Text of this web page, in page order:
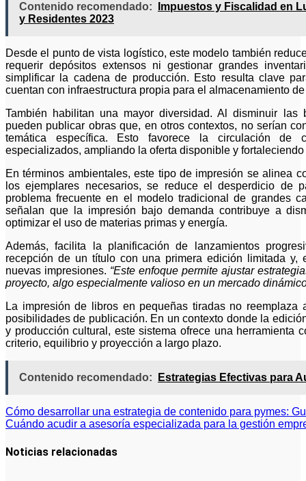
Contenido recomendado:
Impuestos y Fiscalidad en
y Residentes 2023
Desde el punto de vista logístico, este modelo también
requerir depósitos extensos ni gestionar grandes
simplificar la cadena de producción. Esto resulta clave
cuentan con infraestructura propia para el almacenamiento
También habilitan una mayor diversidad. Al disminuir las
pueden publicar obras que, en otros contextos, no serían
temática específica. Esto favorece la circulación de
especializados, ampliando la oferta disponible y
En términos ambientales, este tipo de impresión se alinea
los ejemplares necesarios, se reduce el desperdicio
problema frecuente en el modelo tradicional de grandes
señalan que la impresión bajo demanda contribuye a
optimizar el uso de materias primas y energía.
Además, facilita la planificación de lanzamientos
recepción de un título con una primera edición limitada
nuevas impresiones. “Este enfoque permite ajustar
proyecto, algo especialmente valioso en un mercado
La impresión de libros en pequeñas tiradas no
posibilidades de publicación. En un contexto donde la
y producción cultural, este sistema ofrece una herramienta
criterio, equilibrio y proyección a largo plazo.
Contenido recomendado: Estrategias Efectivas para
Navegación
de
entradas
Cómo desarrollar una estrategia de contenido para pymes:
Cuándo acudir a asesoría especializada para la gestión
Noticias relacionadas